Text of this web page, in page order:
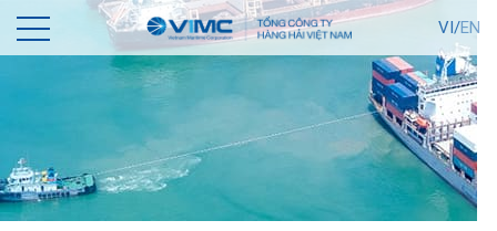
VI/EN